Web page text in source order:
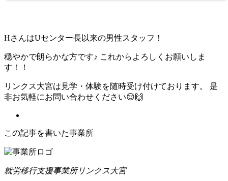
HさんはUセンター長以来の男性スタッフ！
穏やかで朗らかな方です♪ これからよろしくお願いしま
す！！
リンクス大宮は見学・体験を随時受け付けております。 是
非お気軽にお問い合わせください😌🙌
この記事を書いた事業所
就労移行支援事業所リンクス大宮